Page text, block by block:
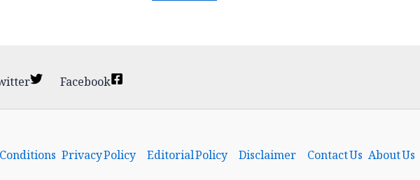
Facebook
About Us
Contact Us
Disclaimer
Editorial Policy
Privacy Policy